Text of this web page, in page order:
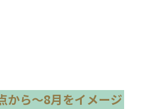
から～8月をイメージ